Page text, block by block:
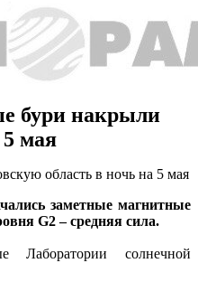
бури накрыли
5 мая
область в ночь на 5 мая
заметные магнитные
G2 – средняя сила.
солнечной